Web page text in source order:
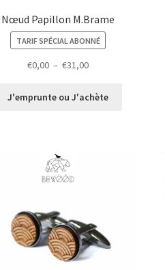
Nœud Papillon M.Brame
TARIF SPÉCIAL ABONNÉ
€0,00 – €31,00Plage
prix :
J'emprunte ou J'achète